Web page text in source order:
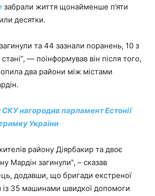
забрали життя щонайменше п’яти
десятки.
та 44 зазнали поранень, 10 з
— поінформував він після того,
два райони між містами
СКУ нагородив парламент Естонії
України
району Діярбакир та двоє
Мардін загинули”, – сказав
додавши, що бригади екстреної
35 машинами швидкої допомоги